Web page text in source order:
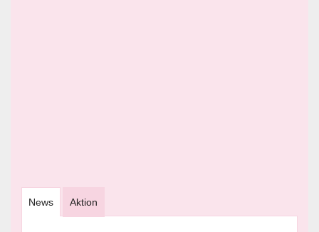
News Aktion